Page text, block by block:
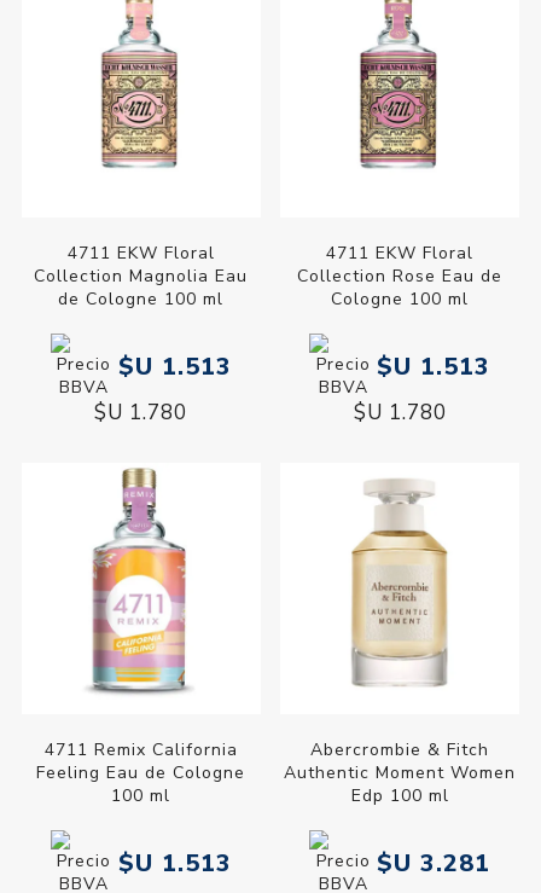
4711 EKW Floral
Collection Magnolia Eau
de Cologne 100 ml
$U 1.513
$U 1.780
4711 EKW Floral
Collection Rose Eau de
Cologne 100 ml
$U 1.513
$U 1.780
4711 Remix California
Feeling Eau de Cologne
100 ml
$U 1.513
Abercrombie & Fitch
Authentic Moment Women
Edp 100 ml
$U 3.281